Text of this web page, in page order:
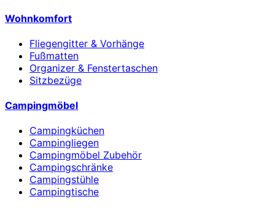
Wohnkomfort
Fliegengitter & Vorhänge
Fußmatten
Organizer & Fenstertaschen
Sitzbezüge
Campingmöbel
Campingküchen
Campingliegen
Campingmöbel Zubehör
Campingschränke
Campingstühle
Campingtische